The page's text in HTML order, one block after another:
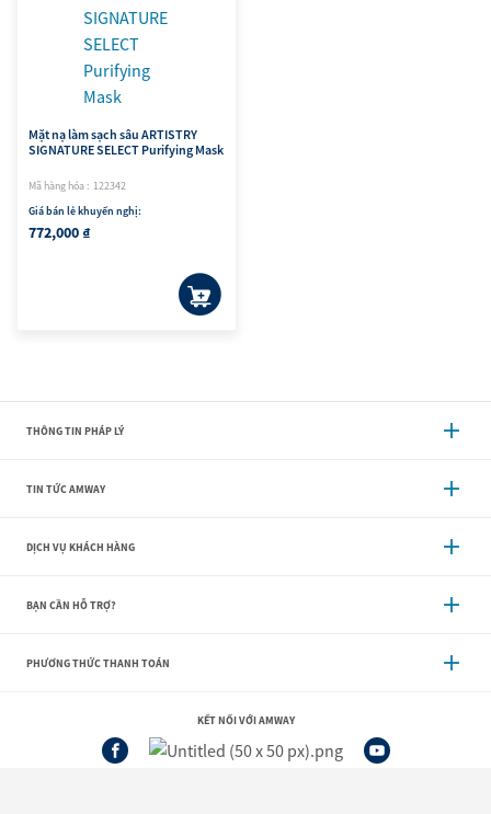
Mặt nạ làm sạch sâu ARTISTRY
SIGNATURE SELECT Purifying Mask
Mã hàng hóa : 122342
Giá bán lẻ khuyến nghị:
772,000 ₫
THÔNG TIN PHÁP LÝ
TIN TỨC AMWAY
DỊCH VỤ KHÁCH HÀNG
BẠN CẦN HỖ TRỢ?
PHƯƠNG THỨC THANH TOÁN
KẾT NỐI VỚI AMWAY